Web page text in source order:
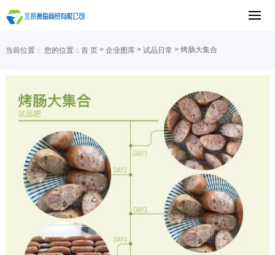
当前位置： 您的位置： 首 页> 企业图库> 试品日常 > 烤肠大集合